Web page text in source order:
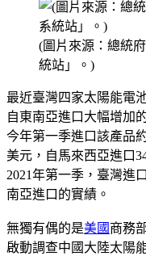
(圖片來源：總統
統站」。)
最近臺灣四家太陽能電
自東南亞進口大幅增加
今年第一季進口該產品
美元，自馬來西亞進口
2021年第一季，臺灣進
南亞進口的實績。
無獨有偶的是美國 商務
啟動調查中國大陸太陽